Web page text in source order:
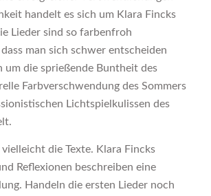
handelt es sich um Klara Fincks
Lieder sind so farbenfroh
man sich schwer entscheiden
um die sprießende Buntheit des
Farbverschwendung des Sommers
Lichtspielkulissen des
die Texte. Klara Fincks
Reflexionen beschreiben eine
Handeln die ersten Lieder noch